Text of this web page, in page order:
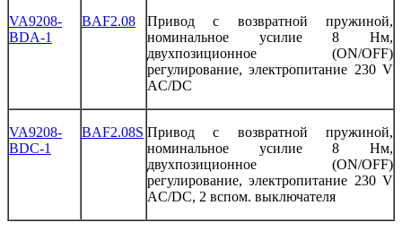
VA9208-
BDA-1
BAF2.08 Привод с возвратной пружиной,
номинальное
усилие8Нм,
двухпозиционное (ON/OFF)
регулирование,электропитание 230V
AC/DC
VA9208-
BDC-1
BAF2.08S Привод с возвратной пружиной,
номинальное
усилие8Нм,
двухпозиционное (ON/OFF)
регулирование,электропитание 230V
AC/DC, 2 вспом. выключателя